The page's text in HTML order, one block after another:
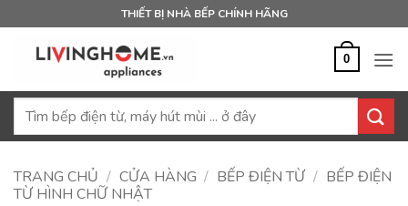
qua
THIẾT BỊ NHÀ BẾP CHÍNH HÃNG
0
Tìm
TRANG CHỦ / CỬA HÀNG / BẾP ĐIỆN TỪ / BẾP ĐIỆN
TỪ HÌNH CHỮ NHẬT